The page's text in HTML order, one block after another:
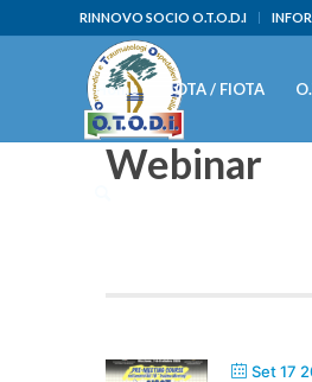
RINNOVO SOCIO O.T.O.D.I
Home IOTA / FIOTA
Webinar
Set 17